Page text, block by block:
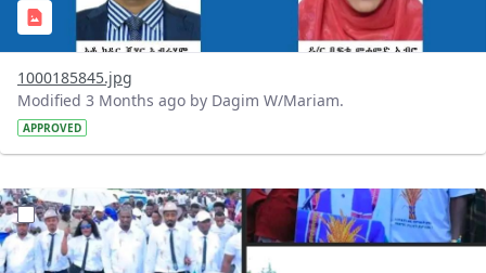
1000185845.jpg
Modified 3 Months ago by Dagim W/Mariam.
APPROVED
?version=1.0&t=1778049673857&imageThumbnail=1